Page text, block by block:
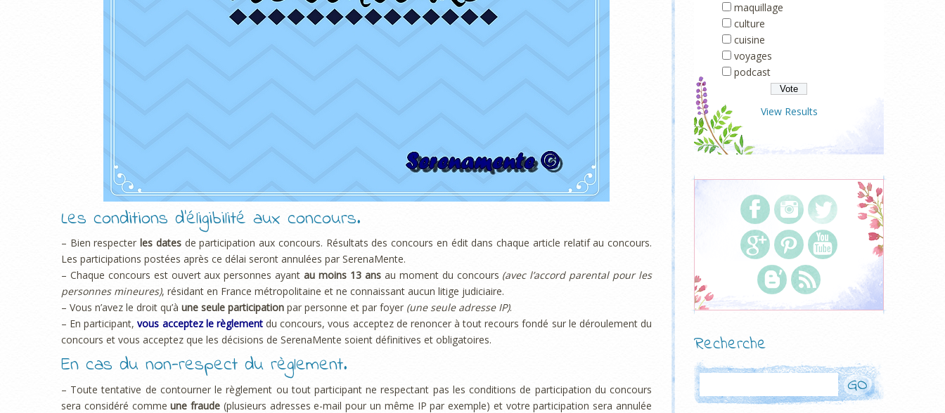
Les conditions d’éligibilité aux concours.
– Bien respecter les datesde participation aux concours. Résultats des concours en édit dans chaque article relatif au concours.
Les participations postées après ce délai seront annulées par SerenaMente.
– Chaque concours est ouvert aux personnes ayantau moins 13 ansau moment du concours (avec l’accord parental pour les
personnes mineures), résidant en France métropolitaine et ne connaissant aucun litige judiciaire.
– Vous n’avez le droit qu’à une seule participation par personne et par foyer (une seule adresse IP).
– En participant, vous acceptez le règlement du concours, vous acceptez de renoncer à tout recours fondé sur le déroulement du
concours et vous acceptez que les décisions de SerenaMente soient définitives et obligatoires.
En cas du non-respect du règlement.
– Toute tentative de contourner le règlement ou tout participant ne respectant pas les conditions de participation du concours
sera considéré commeune fraude (plusieurs adresses e-mail pour un même IP par exemple) et votre participation sera annulée
maquillage
culture
cuisine
voyages
podcast
View Results
Recherche